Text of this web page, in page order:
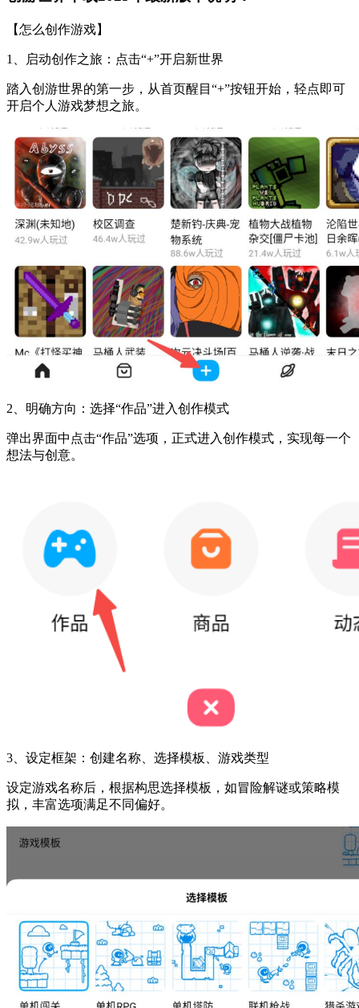
【怎么创作游戏】
1、启动创作之旅：点击“+”开启新世界
踏入创游世界的第一步，从首页醒目“+”按钮开始，轻点即可
开启个人游戏梦想之旅。
2、明确方向：选择“作品”进入创作模式
弹出界面中点击“作品”选项，正式进入创作模式，实现每一个
想法与创意。
3、设定框架：创建名称、选择模板、游戏类型
设定游戏名称后，根据构思选择模板，如冒险解谜或策略模
拟，丰富选项满足不同偏好。